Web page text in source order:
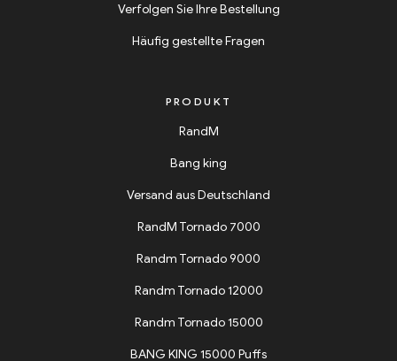
Verfolgen Sie Ihre Bestellung
Häufig gestellte Fragen
PRODUKT
RandM
Bang king
Versand aus Deutschland
RandM Tornado 7000
Randm Tornado 9000
Randm Tornado 12000
Randm Tornado 15000
BANG KING 15000 Puffs